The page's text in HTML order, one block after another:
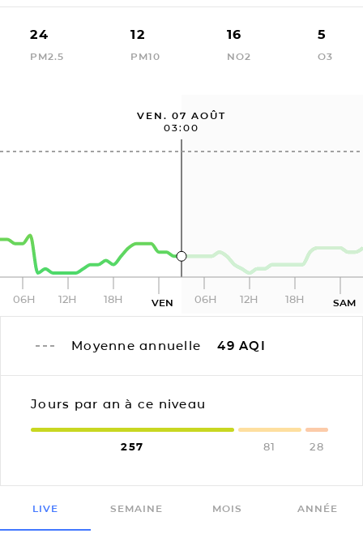
24
PM2.5
12
PM10
16
NO2
5
O3
VEN. 07 AOÛT
03:00
06H 12H 18H VEN 06H 12H 18H SAM
Moyenne annuelle 49 AQI
Jours par an à ce niveau
257 81 28
LIVE SEMAINE MOIS ANNÉE